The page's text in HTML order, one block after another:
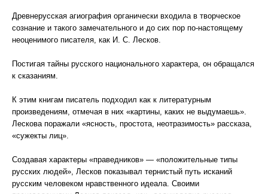
Древнерусская агиография органически входила в творческое
сознание и такого замечательного и до сих пор по-настоящему
неоценимого писателя, как И. С. Лесков.
Постигая тайны русского национального характера, он обращался
к сказаниям.
К этим книгам писатель подходил как к литературным
произведениям, отмечая в них «картины, каких не выдумаешь».
Лескова поражали «ясность, простота, неотразимость» рассказа,
«сужекты лиц».
Создавая характеры «праведников» — «положительные типы
русских людей», Лесков показывал тернистый путь исканий
русским человеком нравственного идеала. Своими